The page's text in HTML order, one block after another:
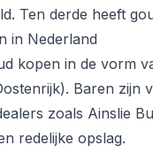
Ten derde heeft
in Nederland
kopen in de vorm
Baren zijn
zoals Ainslie
redelijke opslag.